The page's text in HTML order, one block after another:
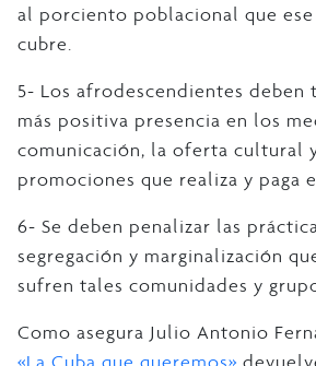
al porciento poblacional que
cubre.
5- Los afrodescendientes deben
más positiva presencia en los
comunicación, la oferta cultural
promociones que realiza y paga
6- Se deben penalizar las
segregación y marginalización
sufren tales comunidades y
Como asegura Julio Antonio